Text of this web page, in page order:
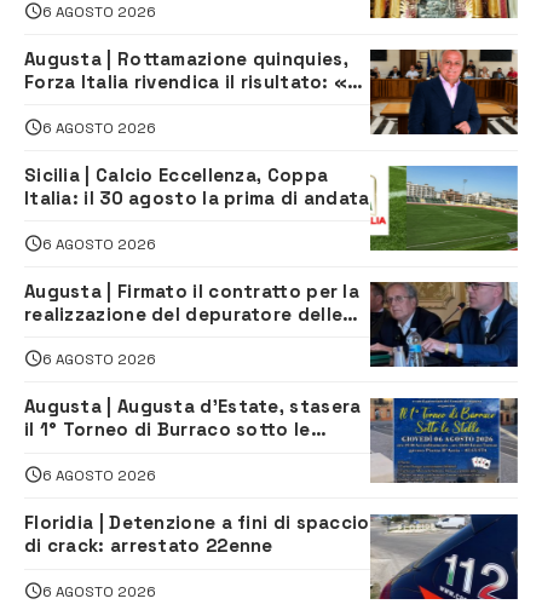
6 AGOSTO 2026
Augusta | Rottamazione quinquies,
Forza Italia rivendica il risultato: «La
6 AGOSTO 2026
Sicilia | Calcio Eccellenza, Coppa
Italia: il 30 agosto la prima di andata
6 AGOSTO 2026
Augusta | Firmato il contratto per la
realizzazione del depuratore delle
6 AGOSTO 2026
Augusta | Augusta d’Estate, stasera
il 1° Torneo di Burraco sotto le
6 AGOSTO 2026
Floridia | Detenzione a fini di spaccio
di crack: arrestato 22enne
6 AGOSTO 2026